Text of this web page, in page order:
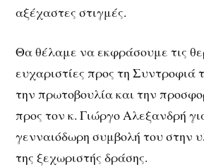
αξέχαστες στιγμές.
Θα θέλαμε να εκφράσουμε τις
ευχαριστίες προς τη Συντροφιά
την πρωτοβουλία και την
προς τον κ. Γιώργο Αλεξανδρή
γενναιόδωρη συμβολή του στην
της ξεχωριστής δράσης.